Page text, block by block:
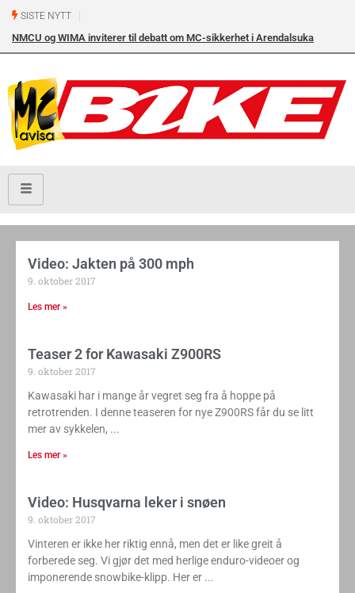
SISTE NYTT
NMCU og WIMA inviterer til debatt om MC-sikkerhet i Arendalsuka
Video: Jakten på 300 mph
9. oktober 2017
Les mer »
Teaser 2 for Kawasaki Z900RS
9. oktober 2017
Kawasaki har i mange år vegret seg fra å hoppe på
retrotrenden. I denne teaseren for nye Z900RS får du se litt
mer av sykkelen,
Les mer »
Video: Husqvarna leker i snøen
9. oktober 2017
Vinteren er ikke her riktig ennå, men det er like greit å
forberede seg. Vi gjør det med herlige enduro-videoer og
imponerende snowbike-klipp. Her er